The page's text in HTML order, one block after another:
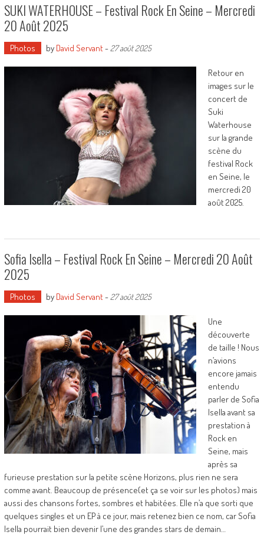
SUKI WATERHOUSE – Festival Rock En Seine – Mercredi
20 Août 2025
Photos by David Servant- 27 août 2025
Retour en
images sur le
concert de
Suki
Waterhouse
sur la grande
scène du
festival Rock
en Seine, le
mercredi 20
août 2025.
Sofia Isella – Festival Rock En Seine – Mercredi 20 Août
2025
Photos by David Servant- 27 août 2025
Une
découverte
de taille ! Nous
n’avions
encore jamais
entendu
parler de Sofia
Isella avant sa
prestation à
Rock en
Seine, mais
après sa
furieuse prestation sur la petite scène Horizons, plus rien ne sera
comme avant. Beaucoup de présence(et ça se voir sur les photos) mais
aussi des chansons fortes, sombres et habitées. Elle n’a que sorti que
quelques singles et un EP à ce jour, mais retenez bien ce nom, car Sofia
Isella pourrait bien devenir l’une des grandes stars de demain…